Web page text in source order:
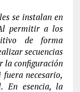
se instalan en
permitir a los
de forma
secuencias
la configuración
necesario,
En esencia, la